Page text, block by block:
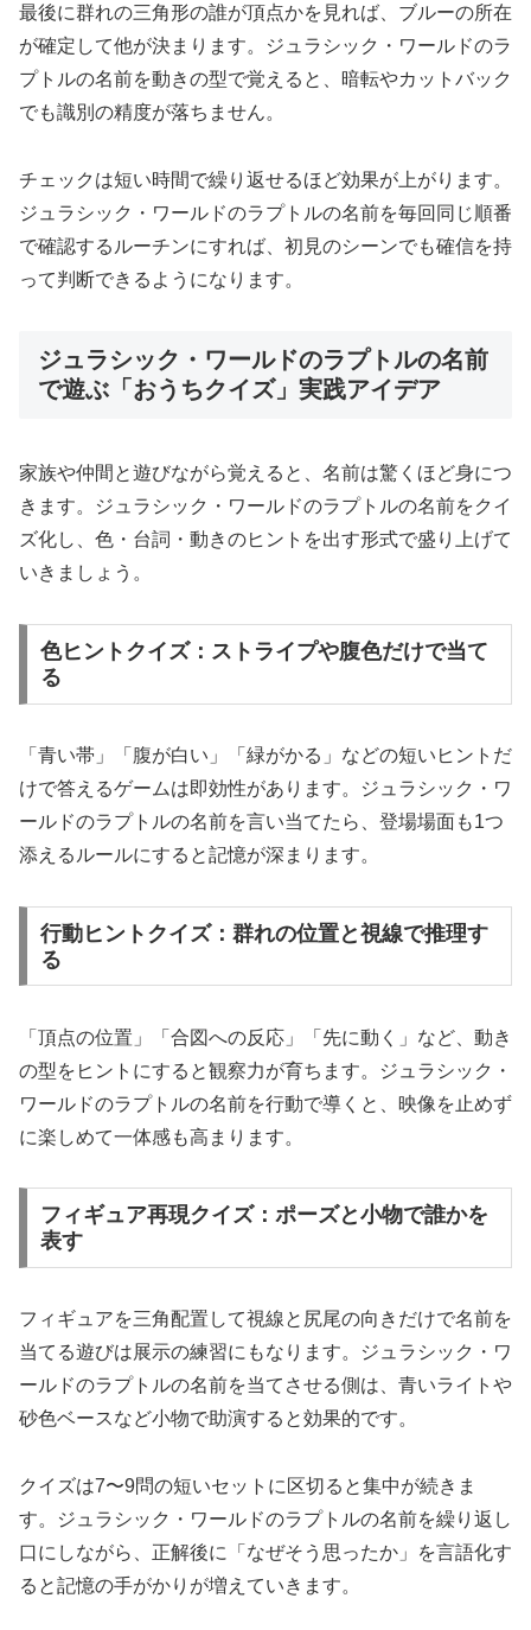
最後に群れの三角形の誰が頂点かを見れば、ブルーの所在
が確定して他が決まります。ジュラシック・ワールドのラ
プトルの名前を動きの型で覚えると、暗転やカットバック
でも識別の精度が落ちません。
チェックは短い時間で繰り返せるほど効果が上がります。
ジュラシック・ワールドのラプトルの名前を毎回同じ順番
で確認するルーチンにすれば、初見のシーンでも確信を持
って判断できるようになります。
ジュラシック・ワールドのラプトルの名前
で遊ぶ「おうちクイズ」実践アイデア
家族や仲間と遊びながら覚えると、名前は驚くほど身につ
きます。ジュラシック・ワールドのラプトルの名前をクイ
ズ化し、色・台詞・動きのヒントを出す形式で盛り上げて
いきましょう。
色ヒントクイズ：ストライプや腹色だけで当て
る
「青い帯」「腹が白い」「緑がかる」などの短いヒントだ
けで答えるゲームは即効性があります。ジュラシック・ワ
ールドのラプトルの名前を言い当てたら、登場場面も1つ
添えるルールにすると記憶が深まります。
行動ヒントクイズ：群れの位置と視線で推理す
る
「頂点の位置」「合図への反応」「先に動く」など、動き
の型をヒントにすると観察力が育ちます。ジュラシック・
ワールドのラプトルの名前を行動で導くと、映像を止めず
に楽しめて一体感も高まります。
フィギュア再現クイズ：ポーズと小物で誰かを
表す
フィギュアを三角配置して視線と尻尾の向きだけで名前を
当てる遊びは展示の練習にもなります。ジュラシック・ワ
ールドのラプトルの名前を当てさせる側は、青いライトや
砂色ベースなど小物で助演すると効果的です。
クイズは7〜9問の短いセットに区切ると集中が続きま
す。ジュラシック・ワールドのラプトルの名前を繰り返し
口にしながら、正解後に「なぜそう思ったか」を言語化す
ると記憶の手がかりが増えていきます。